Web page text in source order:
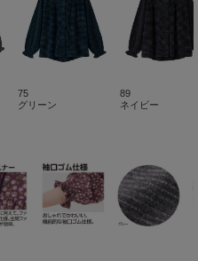
75
グリーン
89
ネイビー